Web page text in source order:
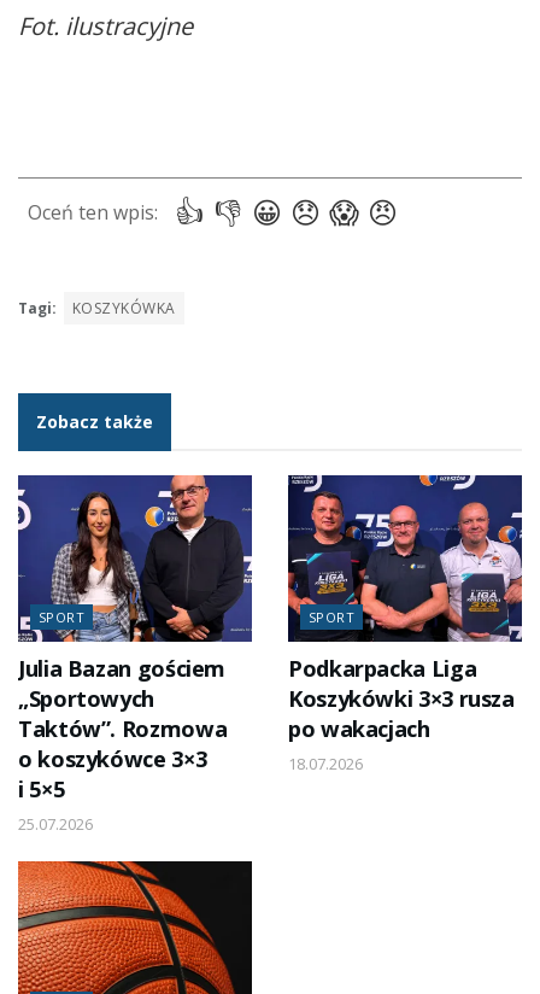
Fot. ilustracyjne
Tagi: KOSZYKÓWKA
Zobacz także
SPORT
Julia Bazan gościem
„Sportowych
Taktów”. Rozmowa
o koszykówce 3×3
i 5×5
25.07.2026
SPORT
Podkarpacka Liga
Koszykówki 3×3 rusza
po wakacjach
18.07.2026